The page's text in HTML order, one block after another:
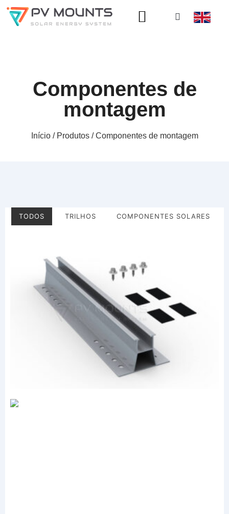
Componentes de
montagem
Início/ Produtos/ Componentes de montagem
TODOS TRILHOS COMPONENTES SOLARES